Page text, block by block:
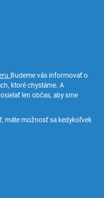
Budeme vás informovať o
ktoré chystáme. A
len občas, aby sme
máte možnosť sa kedykoľvek